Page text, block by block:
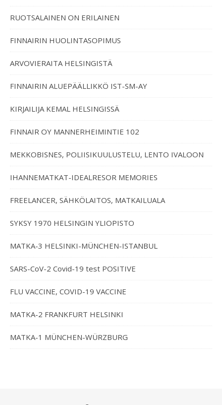
RUOTSALAINEN ON ERILAINEN
FINNAIRIN HUOLINTASOPIMUS
ARVOVIERAITA HELSINGISTÄ
FINNAIRIN ALUEPÄÄLLIKKÖ IST-SM-AY
KIRJAILIJA KEMAL HELSINGISSÄ
FINNAIR OY MANNERHEIMINTIE 102
MEKKOBISNES, POLIISIKUULUSTELU, LENTO IVALOON
IHANNEMATKAT-IDEALRESOR MEMORIES
FREELANCER, SÄHKÖLAITOS, MATKAILUALA
SYKSY 1970 HELSINGIN YLIOPISTO
MATKA-3 HELSINKI-MÜNCHEN-ISTANBUL
SARS-CoV-2 Covid-19 test POSITIVE
FLU VACCINE, COVID-19 VACCINE
MATKA-2 FRANKFURT HELSINKI
MATKA-1 MÜNCHEN-WÜRZBURG